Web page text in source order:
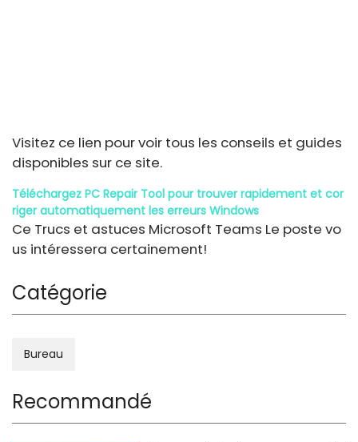
Visitez ce lien pour voir tous les conseils et guides
disponibles sur ce site.
Téléchargez PC Repair Tool pour trouver rapidement et cor
riger automatiquement les erreurs Windows
Ce Trucs et astuces Microsoft Teams Le poste vo
us intéressera certainement!
Catégorie
Bureau
Recommandé